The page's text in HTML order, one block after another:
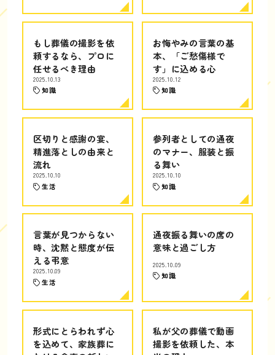
もし葬儀の撮影を依
頼するなら、プロに
任せるべき理由
2025.10.13
知識
お悔やみの言葉の基
本、「ご愁傷様で
す」に込める心
2025.10.12
知識
区切りと感謝の宴、
精進落としの由来と
流れ
2025.10.10
生活
参列者としての通夜
のマナー、服装と振
る舞い
2025.10.10
知識
言葉が見つからない
時、沈黙と態度が伝
える弔意
2025.10.09
生活
通夜振る舞いの席の
意味と過ごし方
2025.10.09
知識
形式にとらわれず心
を込めて、家族葬に
私が父の葬儀で動画
撮影を依頼した、本